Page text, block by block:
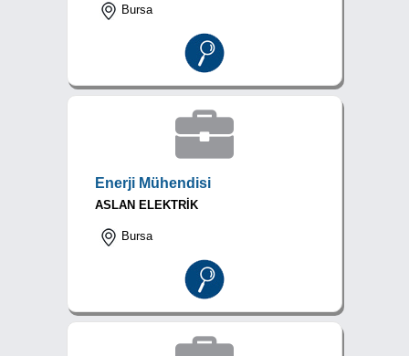
Bursa
Enerji Mühendisi
ASLAN ELEKTRİK
Bursa